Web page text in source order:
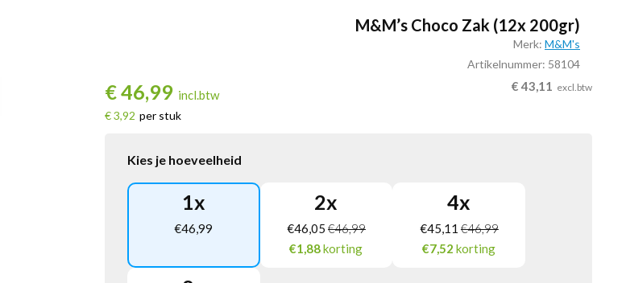
M&M’s Choco Zak (12x 200gr)
Merk: M&M's
Artikelnummer: 58104
€46,99 incl.btw
€ 3,92 per stuk
€ 43,11 excl.btw
Kies je hoeveelheid
1x
€46,99
2x
€46,05 €46,99
€1,88korting
4x
€45,11 €46,99
€7,52 korting